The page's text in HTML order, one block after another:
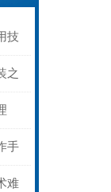
技
之
手
难